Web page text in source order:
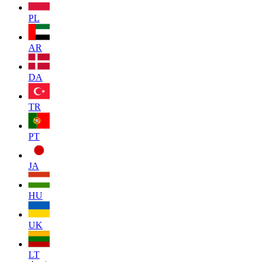
PL
AR
DA
TR
PT
JA
HU
UK
LT